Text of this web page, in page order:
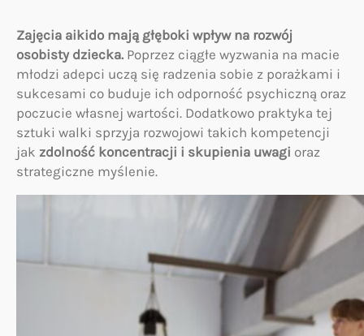
Zajęcia aikido mają głęboki wpływ na rozwój
osobisty dziecka. Poprzez ciągłe wyzwania na macie
młodzi adepci uczą się radzenia sobie z porażkami i
sukcesami co buduje ich odporność psychiczną oraz
poczucie własnej wartości. Dodatkowo praktyka tej
sztuki walki sprzyja rozwojowi takich kompetencji
jak zdolność koncentracji i skupienia uwagi oraz
strategiczne myślenie.